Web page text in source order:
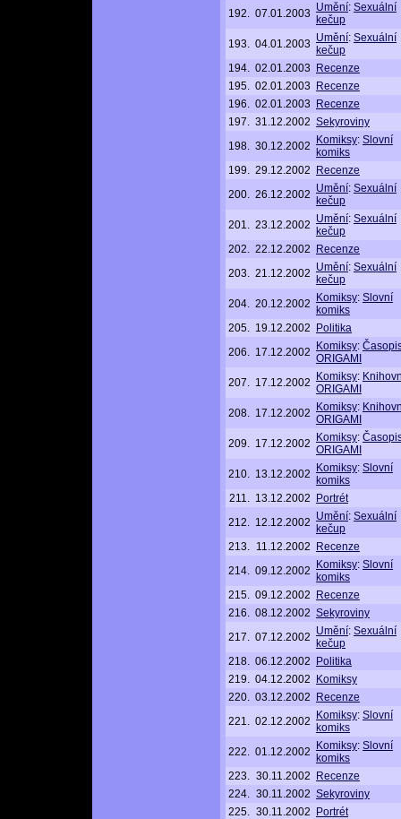
192. 07.01.2003 Umění: Sexuální
kečup
193. 04.01.2003 Umění: Sexuální
kečup
194. 02.01.2003 Recenze
195. 02.01.2003 Recenze
196. 02.01.2003 Recenze
197. 31.12.2002 Sekyroviny
198. 30.12.2002 Komiksy: Slovní
komiks
199. 29.12.2002
Recenze
200. 26.12.2002 Umění: Sexuální
kečup
201. 23.12.2002 Umění: Sexuální
kečup
202. 22.12.2002
Recenze
203. 21.12.2002 Umění: Sexuální
kečup
204. 20.12.2002 Komiksy: Slovní
komiks
205. 19.12.2002
Politika
206. 17.12.2002 Komiksy:
ORIGAMI
207. 17.12.2002 Komiksy:
ORIGAMI
208. 17.12.2002 Komiksy:
ORIGAMI
209. 17.12.2002 Komiksy:
ORIGAMI
210. 13.12.2002 Komiksy: Slovní
komiks
211. 13.12.2002
Portrét
212. 12.12.2002 Umění: Sexuální
kečup
213. 11.12.2002
Recenze
214. 09.12.2002 Komiksy: Slovní
komiks
215. 09.12.2002
Recenze
216. 08.12.2002 Sekyroviny
217. 07.12.2002 Umění: Sexuální
kečup
218. 06.12.2002
Politika
219. 04.12.2002
Komiksy
220. 03.12.2002
Recenze
221. 02.12.2002 Komiksy: Slovní
komiks
222. 01.12.2002 Komiksy: Slovní
komiks
223. 30.11.2002
Recenze
224. 30.11.2002 Sekyroviny
225. 30.11.2002
Portrét